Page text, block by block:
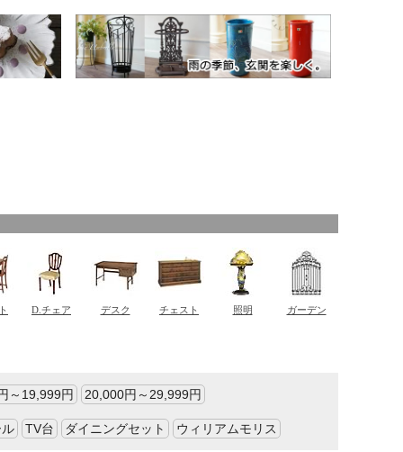
～19,999円 20,000円～29,999円
TV台 ダイニングセット ウィリアムモリス